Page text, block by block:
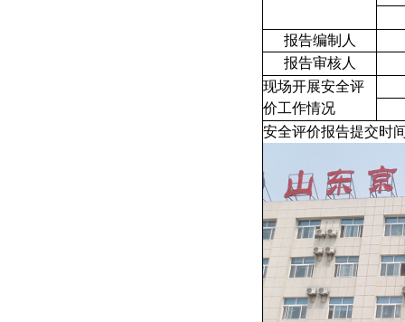
报告编制人
报告审核人
现场开展安全评
价工作情况
安全评价报告提交时